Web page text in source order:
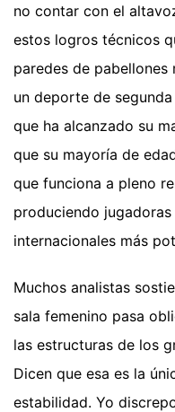
no contar con el
estos logros técnicos
paredes de pabellones
un deporte de
que ha alcanzado su
que su mayoría de
que funciona a pleno
produciendo
internacionales más
Muchos analistas
sala femenino pasa
las estructuras de los
Dicen que esa es la
estabilidad. Yo